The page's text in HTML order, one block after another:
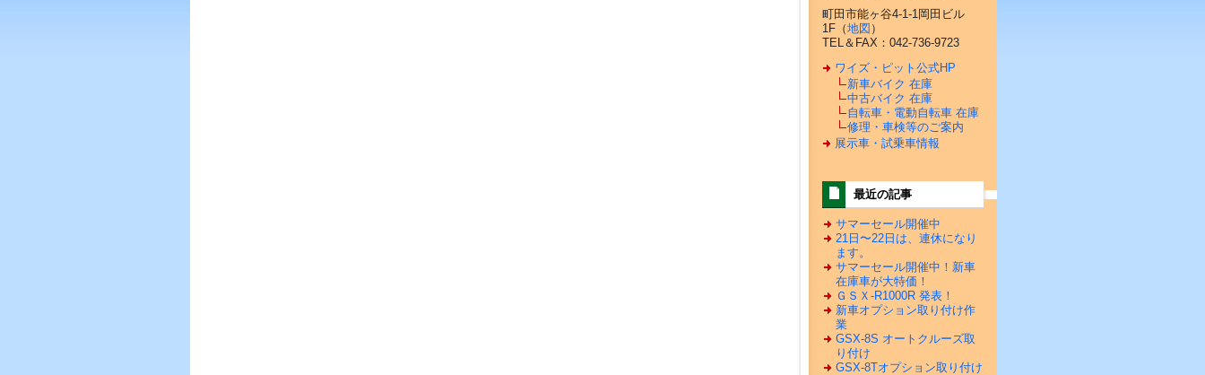
町田市能ヶ谷4-1-1岡田ビル
1F（地図 ）
TEL＆FAX：042-736-9723
ワイズ・ピット公式HP
新車バイク 在庫
中古バイク 在庫
自転車・電動自転車 在庫
修理・車検等のご案内
展示車・試乗車情報
最近の記事
サマーセール開催中
21日〜22日は、連休になり
ます。
サマーセール開催中！新車
在庫車が大特価！
ＧＳＸ-R1000R 発表！
新車オプション取り付け作
業
GSX-8S オートクルーズ取
り付け
GSX-8Tオプション取り付け